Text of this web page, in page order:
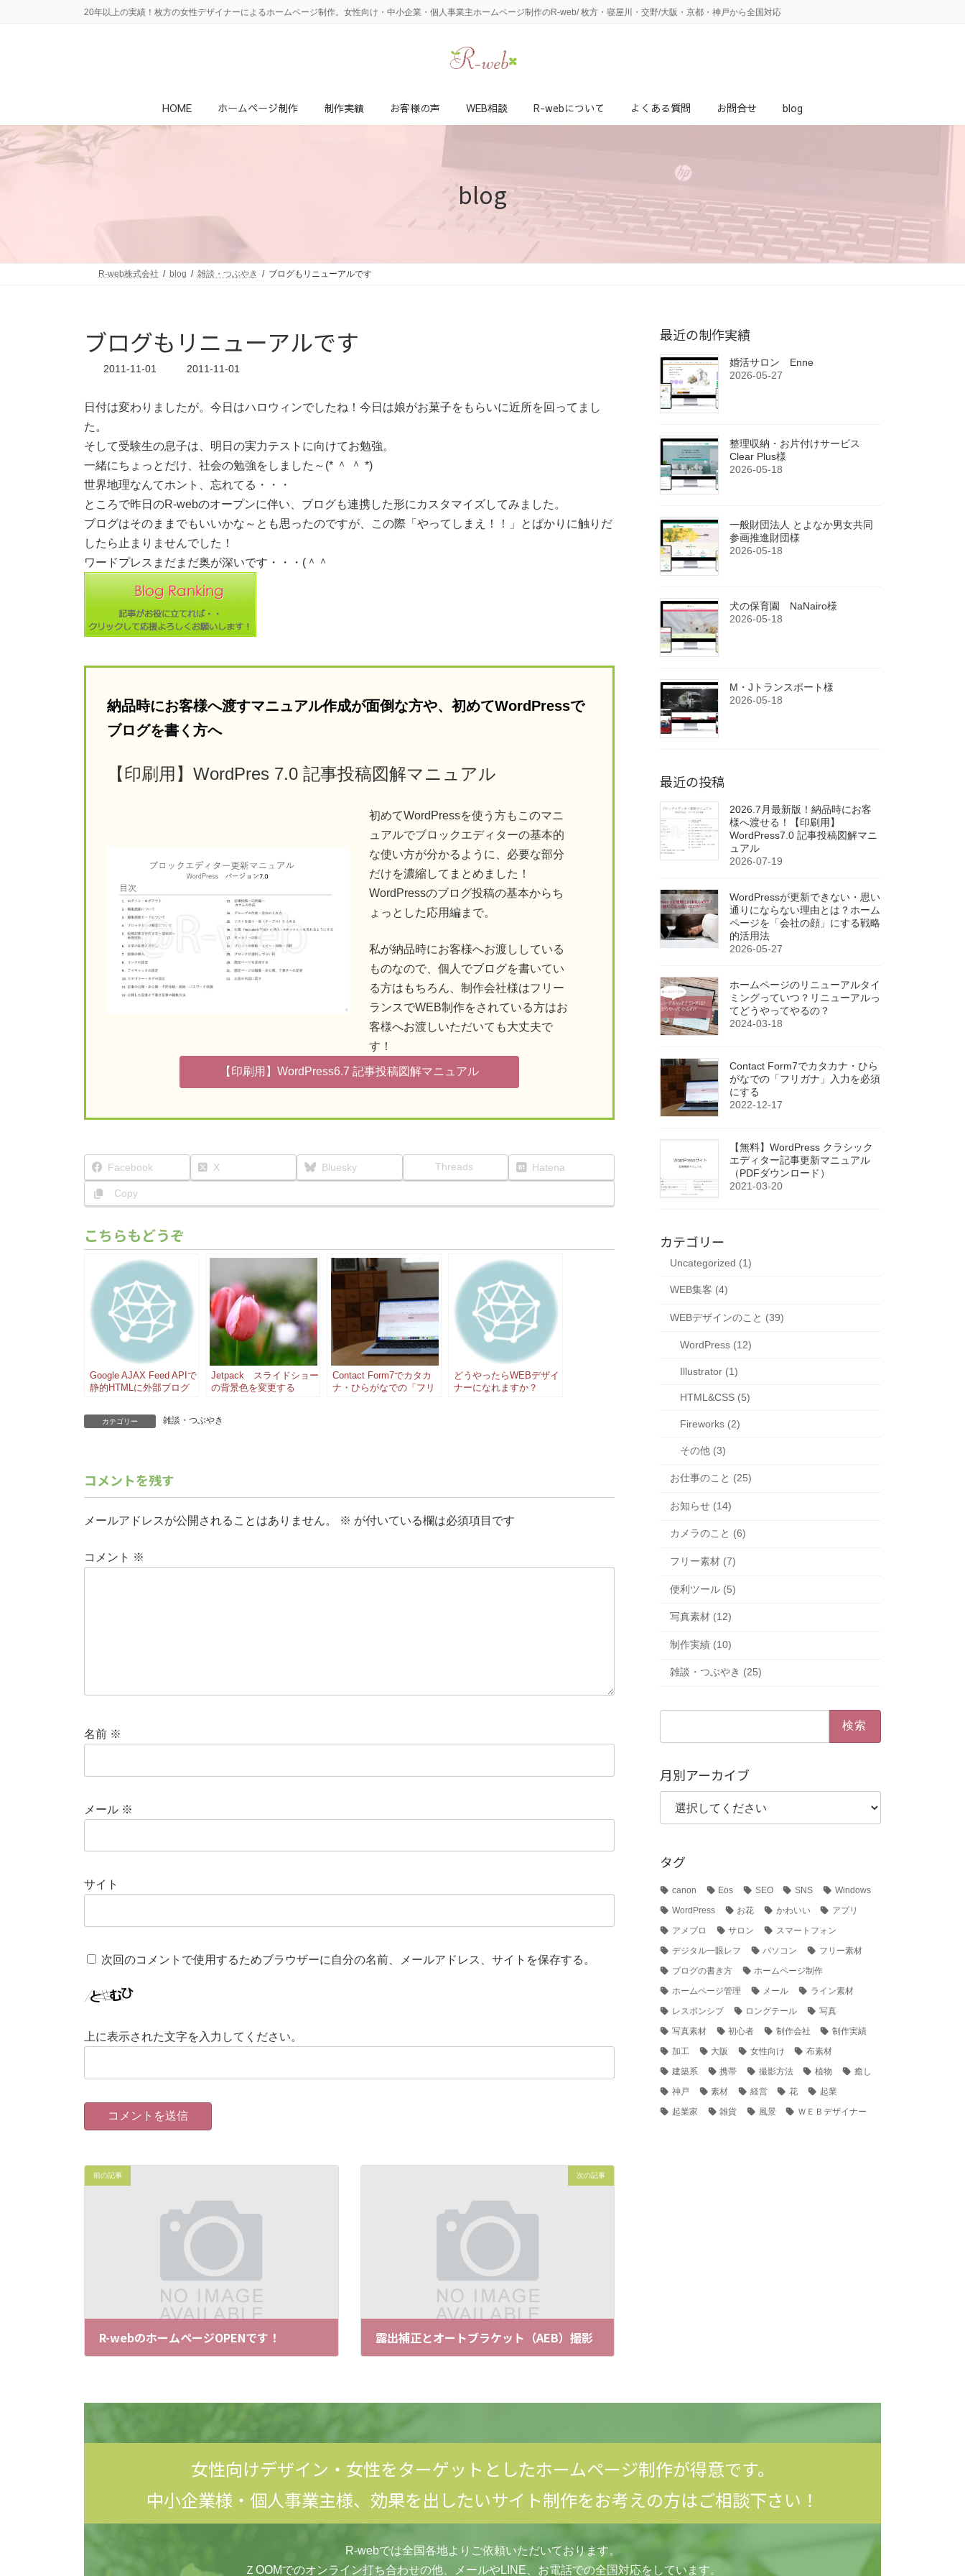
ッ
プ
移
動
20年以上の実績！枚方の女性デザイナーによるホームページ制作。女性向け・中小企業・個人事業主ホームページ制作のR-web/ 枚方・寝屋川・交野/大阪・京都・神戸から全国対応
HOME ホームページ制作 制作実績 お客様の声 WEB相談 R-webについて よくある質問 お問合せ blog
blog
R-web株式会社 blog 雑談・つぶやき ブログもリニューアルです
ブログもリニューアルです
2011-11-01
最
新
:
2011-11-01
日付は変わりましたが。今日はハロウィンでしたね！今日は娘がお菓子をもらいに近所を回ってまし
た。
そして受験生の息子は、明日の実力テストに向けてお勉強。
一緒にちょっとだけ、社会の勉強をしました～(* ＾ ＾ *)
世界地理なんてホント、忘れてる・・・
ところで昨日のR-webのオープンに伴い、ブログも連携した形にカスタマイズしてみました。
ブログはそのままでもいいかな～とも思ったのですが、この際「やってしまえ！！」とばかりに触りだ
したら止まりませんでした！
ワードプレスまだまだ奥が深いです・・・(＾＾ゞ
納品時にお客様へ渡すマニュアル作成が面倒な方や、初めてWordPressで
ブログを書く方へ
【印刷用】WordPres 7.0 記事投稿図解マニュアル
初めてWordPressを使う方もこのマニ
ュアルでブロックエディターの基本的
な使い方が分かるように、必要な部分
だけを濃縮してまとめました！
WordPressのブログ投稿の基本からち
ょっとした応用編まで。
私が納品時にお客様へお渡ししている
ものなので、個人でブログを書いてい
る方はもちろん、制作会社様はフリー
ランスでWEB制作をされている方はお
客様へお渡しいただいても大丈夫で
す！
【印刷用】WordPress6.7 記事投稿図解マニュアル
Facebook X Bluesky Threads Hatena
Copy
こちらもどうぞ
Google AJAX Feed APIで
静的HTMLに外部ブログ
Jetpack スライドショー
の背景色を変更する
Contact Form7でカタカ
ナ・ひらがなでの「フリ
どうやったらWEBデザイ
ナーになれますか？
カテゴリー 雑談・つぶやき
コメントを残す
メールアドレスが公開されることはありません。 ※ が付いている欄は必須項目です
コメント ※
名前 ※
メール ※
サイト
次回のコメントで使用するためブラウザーに自分の名前、メールアドレス、サイトを保存する。
上に表示された文字を入力してください。
前の記事
R-webのホームページOPENです！
次の記事
露出補正とオートブラケット（AEB）撮影
最近の制作実績
婚活サロン Enne
2026-05-27
整理収納・お片付けサービス
Clear Plus様
2026-05-18
一般財団法人 とよなか男女共同
参画推進財団様
2026-05-18
犬の保育園 NaNairo様
2026-05-18
M・Jトランスポート様
2026-05-18
最近の投稿
2026.7月最新版！納品時にお客
様へ渡せる！【印刷用】
WordPress7.0 記事投稿図解マニ
ュアル
2026-07-19
WordPressが更新できない・思い
通りにならない理由とは？ホーム
ページを「会社の顔」にする戦略
的活用法
2026-05-27
ホームページのリニューアルタイ
ミングっていつ？リニューアルっ
てどうやってやるの？
2024-03-18
Contact Form7でカタカナ・ひら
がなでの「フリガナ」入力を必須
にする
2022-12-17
【無料】WordPress クラシック
エディター記事更新マニュアル
（PDFダウンロード）
2021-03-20
カテゴリー
Uncategorized (1)
WEB集客 (4)
WEBデザインのこと (39)
WordPress (12)
Illustrator (1)
HTML&CSS (5)
Fireworks (2)
その他 (3)
お仕事のこと (25)
お知らせ (14)
カメラのこと (6)
フリー素材 (7)
便利ツール (5)
写真素材 (12)
制作実績 (10)
雑談・つぶやき (25)
月別アーカイブ
タグ
canon Eos SEO SNS
Windows
WordPress
お花 かわいい
アプリ
アメブロ
サロン
スマートフォン
デジタル一眼レフ
パソコン
フリー素材
ブログの書き方
ホームページ制作
ホームページ管理
メール
ライン素材
レスポンシブ
ロングテール
写真
写真素材
初心者 制作会社
制作実績
加工
大阪 女性向け
布素材
建築系
携帯 撮影方法 植物
癒し
神戸
素材 経営 花
起業
起業家
雑貨 風景 ＷＥＢデザイナー
女性向けデザイン・女性をターゲットとしたホームページ制作が得意です。
中小企業様・個人事業主様、効果を出したいサイト制作をお考えの方はご相談下さい！
R-webでは全国各地よりご依頼いただいております。
ＺOOMでのオンライン打ち合わせの他、メールやLINE、お電話での全国対応をしています。